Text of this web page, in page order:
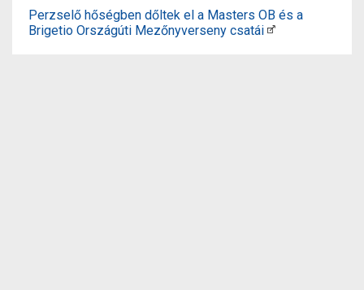
Perzselő hőségben dőltek el a Masters OB és a
Brigetio Országúti Mezőnyverseny csatái